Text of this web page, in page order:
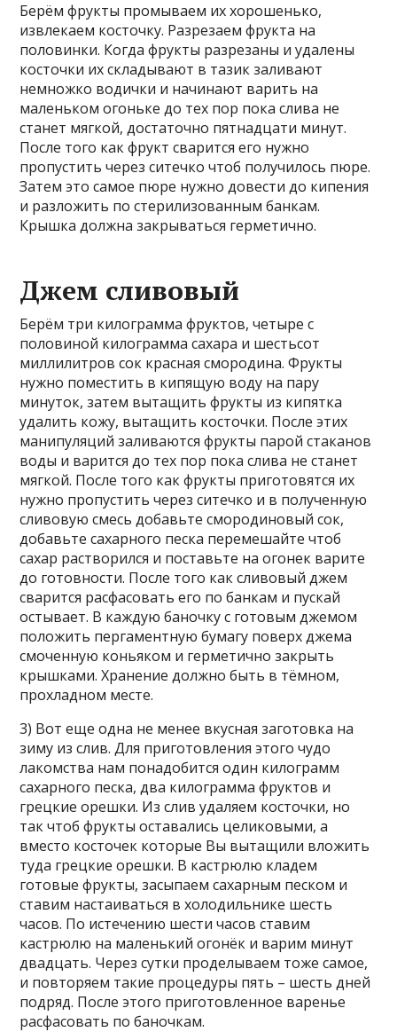
Берём фрукты промываем их хорошенько,
извлекаем косточку. Разрезаем фрукта на
половинки. Когда фрукты разрезаны и удалены
косточки их складывают в тазик заливают
немножко водички и начинают варить на
маленьком огоньке до тех пор пока слива не
станет мягкой, достаточно пятнадцати минут.
После того как фрукт сварится его нужно
пропустить через ситечко чтоб получилось пюре.
Затем это самое пюре нужно довести до кипения
и разложить по стерилизованным банкам.
Крышка должна закрываться герметично.
Джем сливовый
Берём три килограмма фруктов, четыре с
половиной килограмма сахара и шестьсот
миллилитров сок красная смородина. Фрукты
нужно поместить в кипящую воду на пару
минуток, затем вытащить фрукты из кипятка
удалить кожу, вытащить косточки. После этих
манипуляций заливаются фрукты парой стаканов
воды и варится до тех пор пока слива не станет
мягкой. После того как фрукты приготовятся их
нужно пропустить через ситечко и в полученную
сливовую смесь добавьте смородиновый сок,
добавьте сахарного песка перемешайте чтоб
сахар растворился и поставьте на огонек варите
до готовности. После того как сливовый джем
сварится расфасовать его по банкам и пускай
остывает. В каждую баночку с готовым джемом
положить пергаментную бумагу поверх джема
смоченную коньяком и герметично закрыть
крышками. Хранение должно быть в тёмном,
прохладном месте.
3) Вот еще одна не менее вкусная заготовка на
зиму из слив. Для приготовления этого чудо
лакомства нам понадобится один килограмм
сахарного песка, два килограмма фруктов и
грецкие орешки. Из слив удаляем косточки, но
так чтоб фрукты оставались целиковыми, а
вместо косточек которые Вы вытащили вложить
туда грецкие орешки. В кастрюлю кладем
готовые фрукты, засыпаем сахарным песком и
ставим настаиваться в холодильнике шесть
часов. По истечению шести часов ставим
кастрюлю на маленький огонёк и варим минут
двадцать. Через сутки проделываем тоже самое,
и повторяем такие процедуры пять – шесть дней
подряд. После этого приготовленное варенье
расфасовать по баночкам.